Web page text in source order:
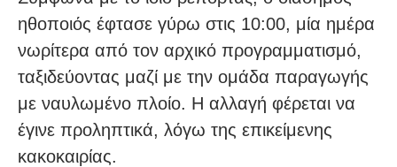
ηθοποιός έφτασε γύρω στις 10:00, μία ημέρα
νωρίτερα από τον αρχικό προγραμματισμό,
ταξιδεύοντας μαζί με την ομάδα παραγωγής
με ναυλωμένο πλοίο. Η αλλαγή φέρεται να
έγινε προληπτικά, λόγω της επικείμενης
κακοκαιρίας.